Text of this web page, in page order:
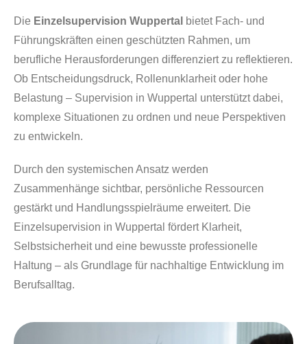
Die Einzelsupervision Wuppertal bietet Fach- und
Führungskräften einen geschützten Rahmen, um
berufliche Herausforderungen differenziert zu reflektieren.
Ob Entscheidungsdruck, Rollenunklarheit oder hohe
Belastung – Supervision in Wuppertal unterstützt dabei,
komplexe Situationen zu ordnen und neue Perspektiven
zu entwickeln.
Durch den systemischen Ansatz werden
Zusammenhänge sichtbar, persönliche Ressourcen
gestärkt und Handlungsspielräume erweitert. Die
Einzelsupervision in Wuppertal fördert Klarheit,
Selbstsicherheit und eine bewusste professionelle
Haltung – als Grundlage für nachhaltige Entwicklung im
Berufsalltag.